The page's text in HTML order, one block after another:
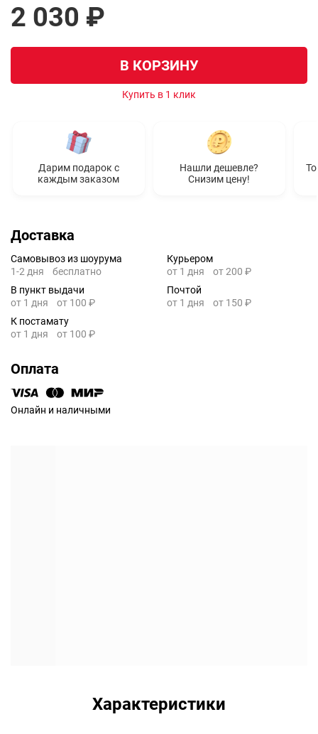
2 030 ₽
В КОРЗИНУ
Купить в 1 клик
Дарим подарок с
каждым заказом
Нашли дешевле?
Снизим цену!
Доставка
Самовывоз из шоурума
1-2 дня
бесплатно
Курьером
от 1 дня
от 200 ₽
В пункт выдачи
от 1 дня
от 100 ₽
Почтой
от 1 дня
от 150 ₽
К постамату
от 1 дня
от 100 ₽
Оплата
Онлайн и наличными
Характеристики